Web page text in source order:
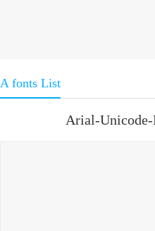
A fonts List
Arial-